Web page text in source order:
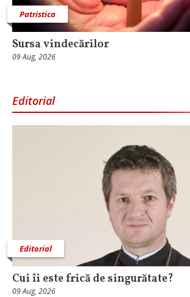
Patristica
Sursa vindecărilor
09 Aug, 2026
Editorial
Editorial
Cui îi este frică de singurătate?
09 Aug, 2026